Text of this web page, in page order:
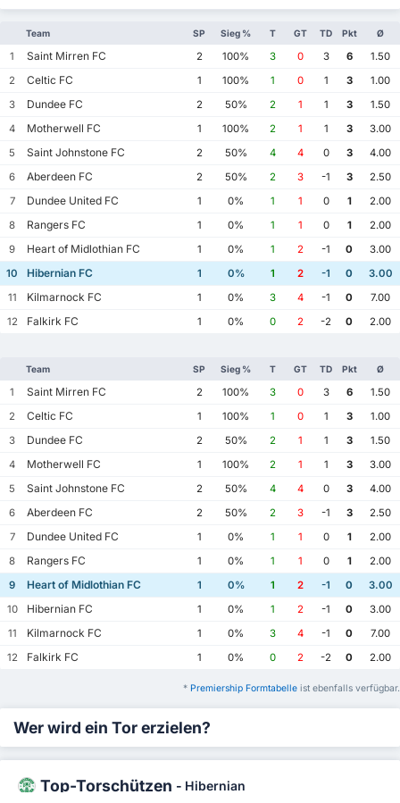
Team SP Sieg % T GT TD Pkt Ø
1 Saint Mirren FC 2 100% 3 0 3 6
1.50
2
Celtic FC 1 100% 1 0 1 3
1.00
3
Dundee FC 2 50% 2 1 1 3
1.50
4
Motherwell FC 1 100% 2 1 1 3
3.00
5
Saint Johnstone FC 2 50% 4 4 0 3
4.00
6
Aberdeen FC 2 50% 2 3 -1 3
2.50
7
Dundee United FC 1 0% 1 1 0 1
2.00
8
Rangers FC 1 0% 1 1 0 1
2.00
9
Heart of Midlothian FC 1 0% 1 2 -1 0
3.00
10
Hibernian FC 1 0% 1 2 -1 0
3.00
11
Kilmarnock FC 1 0% 3 4 -1 0
7.00
12
Falkirk FC 1 0% 0 2 -2 0 2.00
Team SP Sieg % T GT TD Pkt Ø
1 Saint Mirren FC 2 100% 3 0 3 6
1.50
2
Celtic FC 1 100% 1 0 1 3
1.00
3
Dundee FC 2 50% 2 1 1 3
1.50
4
Motherwell FC 1 100% 2 1 1 3
3.00
5
Saint Johnstone FC 2 50% 4 4 0 3
4.00
6
Aberdeen FC 2 50% 2 3 -1 3
2.50
7
Dundee United FC 1 0% 1 1 0 1
2.00
8
Rangers FC 1 0% 1 1 0 1
2.00
9
Heart of Midlothian FC 1 0% 1 2 -1 0
3.00
10
Hibernian FC 1 0% 1 2 -1 0
3.00
11
Kilmarnock FC 1 0% 3 4 -1 0
7.00
12
Falkirk FC 1 0% 0 2 -2 0 2.00
* Premiership Formtabelle ist ebenfalls verfügbar.
Wer wird ein Tor erzielen?
Top-Torschützen - Hibernian